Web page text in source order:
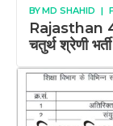
BYMD SHAHID |
Rajasthan
चतुर्थ श्रेणी